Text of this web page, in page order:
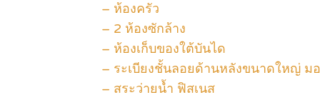
– ห้องครัว
– 2 ห้องซักล้าง
– ห้องเก็บของใต้บันได
– ระเบียงชั้นลอยด้านหลังขนาดใหญ่ ม
– สระว่ายน้ำ ฟิสเนส